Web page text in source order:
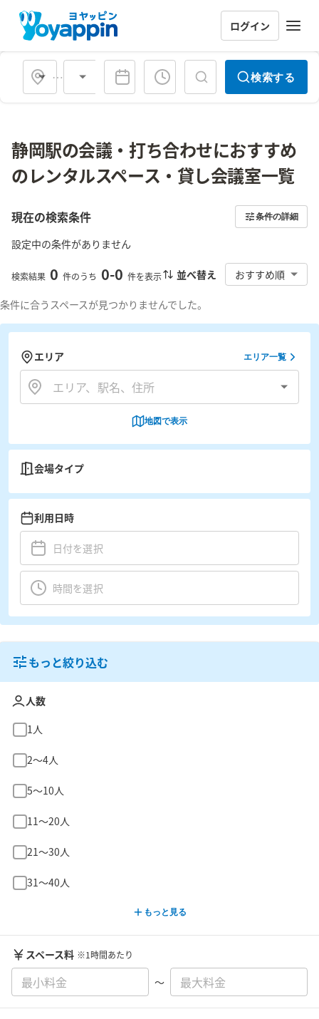
ログイン
会場タイプ 検索する
静岡駅の会議・打ち合わせにおすすめ
のレンタルスペース・貸し会議室一覧
現在の検索条件 条件の詳細
設定中の条件がありません
検索結果 0 件のうち 0-0 件を表示 並べ替え おすすめ順
条件に合うスペースが見つかりませんでした。
エリア エリア一覧
地図で表示
会場タイプ
利用日時
もっと絞り込む
人数
1人
2〜4人
5〜10人
11〜20人
21〜30人
31〜40人
もっと見る
スペース料 ※1時間あたり
〜